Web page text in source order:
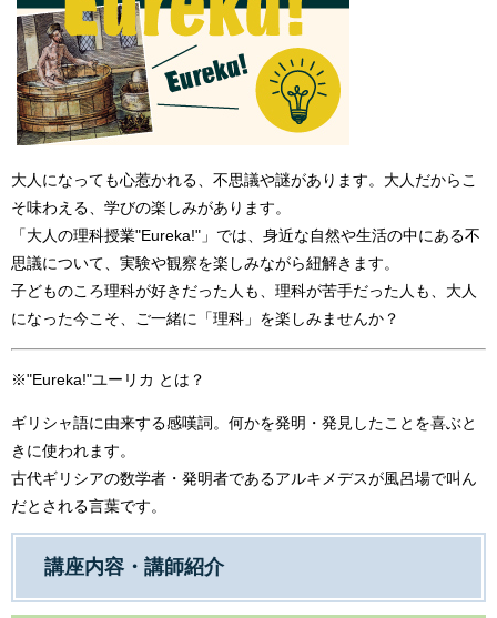
大人になっても心惹かれる、不思議や謎があります。大人だからこ
そ味わえる、学びの楽しみがあります。
「大人の理科授業"Eureka!"」では、身近な自然や生活の中にある不
思議について、実験や観察を楽しみながら紐解きます。
子どものころ理科が好きだった人も、理科が苦手だった人も、大人
になった今こそ、ご一緒に「理科」を楽しみませんか？
※"Eureka!"ユーリカ とは？
ギリシャ語に由来する感嘆詞。何かを発明・発見したことを喜ぶと
きに使われます。
古代ギリシアの数学者・発明者であるアルキメデスが風呂場で叫ん
だとされる言葉です。
講座内容・講師紹介